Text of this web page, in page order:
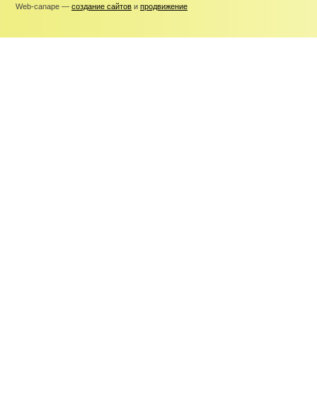
Web-canape — создание сайтов и продвижение